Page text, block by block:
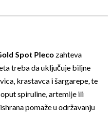
Spot Pleco zahteva
treba da uključuje biljne
krastavca i šargarepe, te
spiruline, artemije ili
pomaže u održavanju